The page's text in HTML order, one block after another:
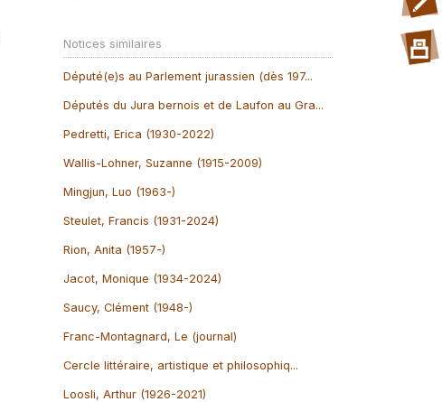
Notices similaires
Député(e)s au Parlement jurassien (dès 197...
Députés du Jura bernois et de Laufon au Gra...
Pedretti, Erica (1930-2022)
Wallis-Lohner, Suzanne (1915-2009)
Mingjun, Luo (1963-)
Steulet, Francis (1931-2024)
Rion, Anita (1957-)
Jacot, Monique (1934-2024)
Saucy, Clément (1948-)
Franc-Montagnard, Le (journal)
Cercle littéraire, artistique et philosophiq...
Loosli, Arthur (1926-2021)